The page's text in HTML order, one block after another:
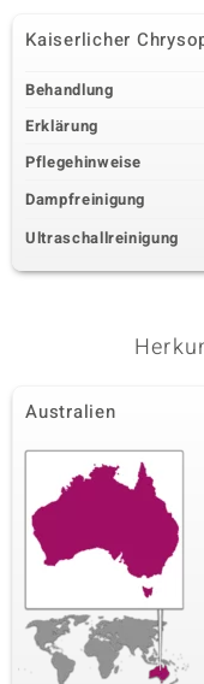
Kaiserlicher
Behandlung
Erklärung
Pflegehinweise
Dampfreinigung
Ultraschallreinigung
Australien